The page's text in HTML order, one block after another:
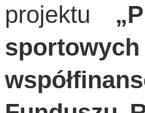
projektu